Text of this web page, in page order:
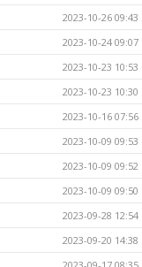
2023-10-26 09:43
2023-10-24 09:07
2023-10-23 10:53
2023-10-23 10:30
2023-10-16 07:56
2023-10-09 09:53
2023-10-09 09:52
2023-10-09 09:50
2023-09-28 12:54
2023-09-20 14:38